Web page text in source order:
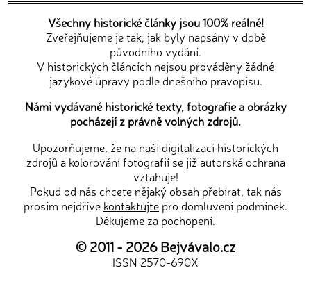
Všechny historické články jsou 100% reálné!
Zveřejňujeme je tak, jak byly napsány v době
původního vydání.
V historických článcích nejsou prováděny žádné
jazykové úpravy podle dnešního pravopisu.
Námi vydávané historické texty, fotografie a obrázky
pocházejí z právně volných zdrojů.
Upozorňujeme, že na naši digitalizaci historických
zdrojů a kolorování fotografií se již autorská ochrana
vztahuje!
Pokud od nás chcete nějaký obsah přebírat, tak nás
prosím nejdříve kontaktujte pro domluvení podmínek.
Děkujeme za pochopení.
© 2011 - 2026Bejvávalo.cz
ISSN 2570-690X